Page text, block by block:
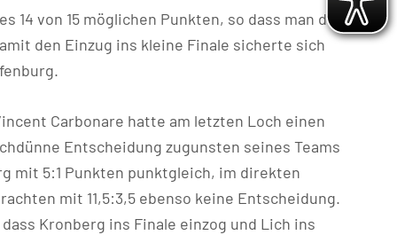
14 von 15 möglichen Punkten, so dass man die
den Einzug ins kleine Finale sicherte sich
Carbonare hatte am letzten Loch einen
Entscheidung zugunsten seines Teams
mit 5:1 Punkten punktgleich, im direkten
mit 11,5:3,5 ebenso keine Entscheidung.
Kronberg ins Finale einzog und Lich ins